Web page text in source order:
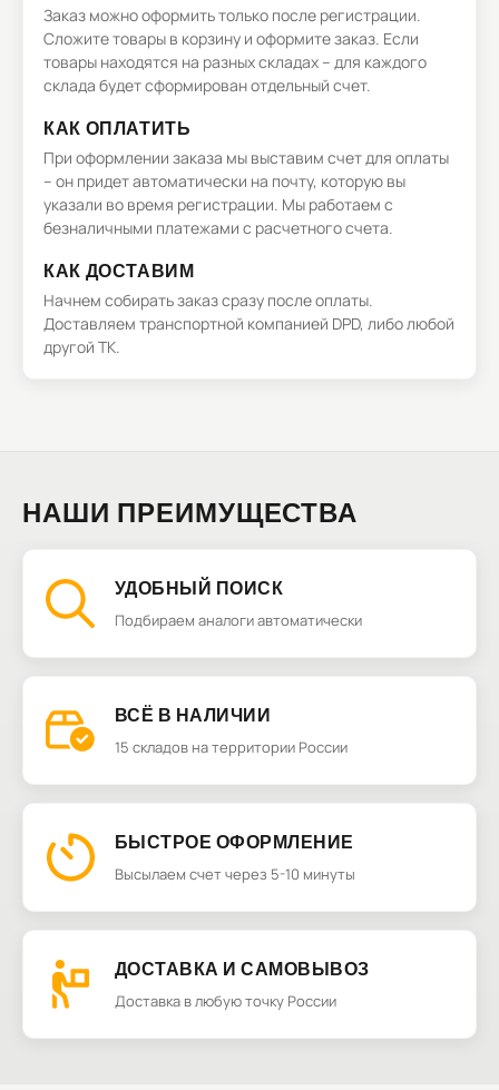
Заказ можно оформить только после регистрации.
Сложите товары в корзину и оформите заказ. Если
товары находятся на разных складах – для каждого
склада будет сформирован отдельный счет.
КАК ОПЛАТИТЬ
При оформлении заказа мы выставим счет для оплаты
– он придет автоматически на почту, которую вы
указали во время регистрации. Мы работаем с
безналичными платежами с расчетного счета.
КАК ДОСТАВИМ
Начнем собирать заказ сразу после оплаты.
Доставляем транспортной компанией DPD, либо любой
другой ТК.
НАШИ ПРЕИМУЩЕСТВА
УДОБНЫЙ ПОИСК
Подбираем аналоги автоматически
ВСЁ В НАЛИЧИИ
15 складов на территории России
БЫСТРОЕ ОФОРМЛЕНИЕ
Высылаем счет через 5-10 минуты
ДОСТАВКА И САМОВЫВОЗ
Доставка в любую точку России